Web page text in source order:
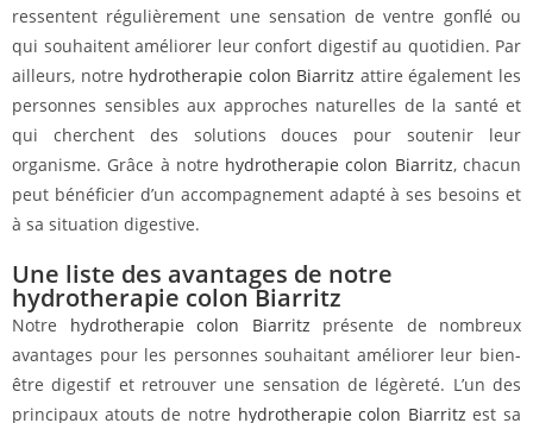
ressentent régulièrement une sensation de ventre gonflé ou
qui souhaitent améliorer leur confort digestif au quotidien. Par
ailleurs, notre hydrotherapie colon Biarritz attire également les
personnes sensibles aux approches naturelles de la santé et
qui cherchent des solutions douces pour soutenir leur
organisme. Grâce à notre hydrotherapie colon Biarritz, chacun
peut bénéficier d’un accompagnement adapté à ses besoins et
à sa situation digestive.
Une liste des avantages de notre
hydrotherapie colon Biarritz
Notre hydrotherapie colon Biarritz présente de nombreux
avantages pour les personnes souhaitant améliorer leur bien-
être digestif et retrouver une sensation de légèreté. L’un des
principaux atouts de notre hydrotherapie colon Biarritz est sa